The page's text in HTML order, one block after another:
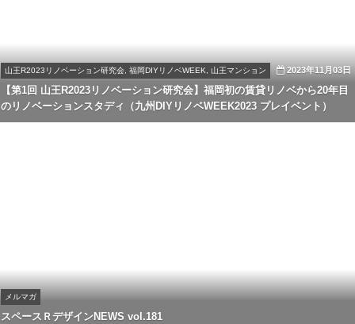
山王R2023リノベーション研究会, 福岡DIYリノベWEEK, 山王マンション 2023年11月03日
【第1回 山王R2023リノベーション研究会】福岡初の賃貸リノベから20年目
のリノベーションスタディ（九州DIYリノベWEEK2023 プレイベント）
メルマガ
スペースＲデザインNEWS vol.181